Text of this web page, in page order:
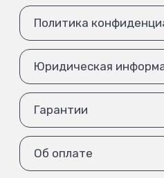
Политика
Юридическая
Гарантии
Об оплате